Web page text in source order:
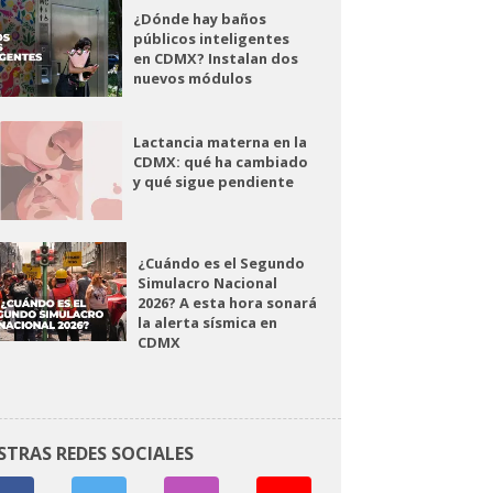
¿Dónde hay baños
públicos inteligentes
en CDMX? Instalan dos
nuevos módulos
Lactancia materna en la
CDMX: qué ha cambiado
y qué sigue pendiente
¿Cuándo es el Segundo
Simulacro Nacional
2026? A esta hora sonará
la alerta sísmica en
CDMX
REDES SOCIALES